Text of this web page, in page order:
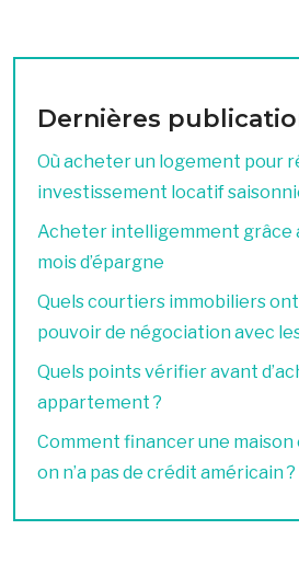
Dernières
Où acheter un logement pour
investissement locatif
Acheter intelligemment grâce
mois d’épargne
Quels courtiers immobiliers
pouvoir de négociation avec
Quels points vérifier avant
appartement ?
Comment financer une maison
on n’a pas de crédit américain ?